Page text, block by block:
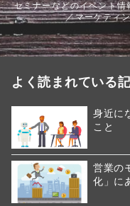
セミナーなどのイベント
／マーケティ
よく読まれている
身近に
こと
営業の
化」に